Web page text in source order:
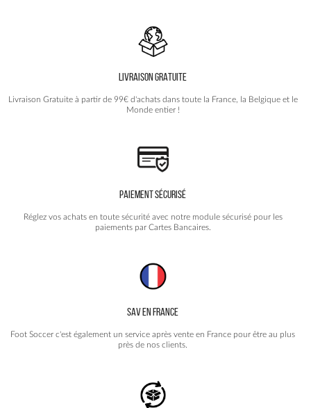
LIVRAISON GRATUITE
Livraison Gratuite à partir de 99€ d'achats dans toute la France, la Belgique et le
Monde entier !
PAIEMENT SÉCURISÉ
Réglez vos achats en toute sécurité avec notre module sécurisé pour les
paiements par Cartes Bancaires.
SAV EN FRANCE
Foot Soccer c'est également un service après vente en France pour être au plus
près de nos clients.